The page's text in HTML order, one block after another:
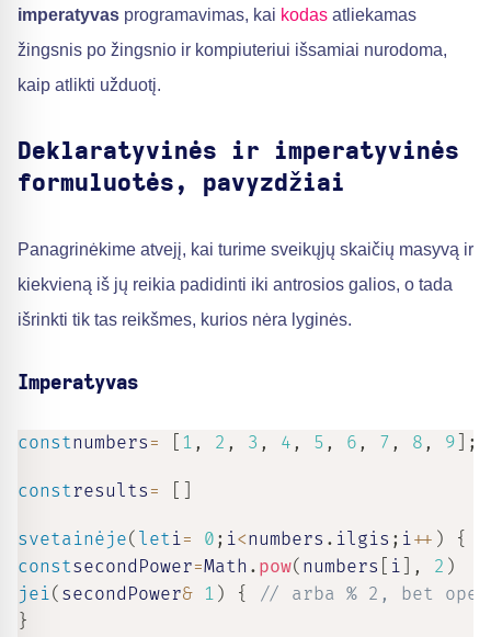
imperatyvas programavimas, kai kodas atliekamas
žingsnis po žingsnio ir kompiuteriui išsamiai nurodoma,
kaip atlikti užduotį.
Deklaratyvinės ir imperatyvinės
formuluotės, pavyzdžiai
Panagrinėkime atvejį, kai turime sveikųjų skaičių masyvą ir
kiekvieną iš jų reikia padidinti iki antrosios galios, o tada
išrinkti tik tas reikšmes, kurios nėra lyginės.
Imperatyvas
constnumbers = 1 , 2 , 3 , 4 , 5 , 6 , 7 , 8 , 9 ;
constresults =
svetainėje( leti= 0 ; i<numbers . ilgis ; i++ )
{
constsecondPower=Math . pow( numbers i , 2 )
jei( secondPower& 1 ) {
// arba % 2, bet
}